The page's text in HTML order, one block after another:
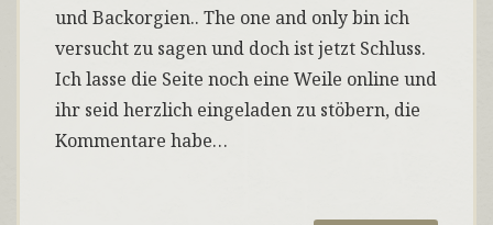
und Backorgien.. The one and only bin ich
versucht zu sagen und doch ist jetzt Schluss.
Ich lasse die Seite noch eine Weile online und
ihr seid herzlich eingeladen zu stöbern, die
Kommentare habe…